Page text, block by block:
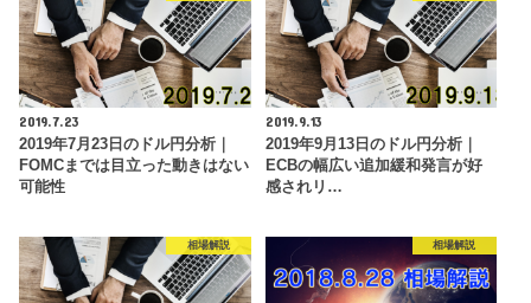
2019.7.23
2019年7月23日のドル円分析｜
FOMCまでは目立った動きはない
可能性
2019.9.13
2019年9月13日のドル円分析｜
ECBの幅広い追加緩和発言が好
感されリ…
相場解説 相場解説